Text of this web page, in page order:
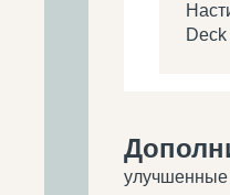
улучшенные